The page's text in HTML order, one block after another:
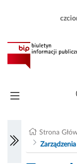
Strona